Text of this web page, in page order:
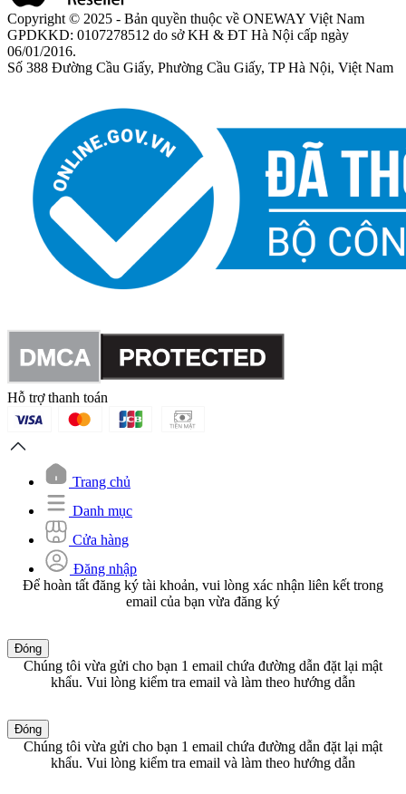
Copyright © 2025 - Bản quyền thuộc về ONEWAY Việt Nam
GPDKKD: 0107278512 do sở KH & ĐT Hà Nội cấp ngày
06/01/2016.
Số 388 Đường Cầu Giấy, Phường Cầu Giấy, TP Hà Nội, Việt Nam
Hỗ trợ thanh toán
Trang chủ
Danh mục
Cửa hàng
Đăng nhập
Để hoàn tất đăng ký tài khoản, vui lòng xác nhận liên kết trong
email của bạn vừa đăng ký
Đóng
Chúng tôi vừa gửi cho bạn 1 email chứa đường dẫn đặt lại mật
khẩu. Vui lòng kiểm tra email và làm theo hướng dẫn
Đóng
Chúng tôi vừa gửi cho bạn 1 email chứa đường dẫn đặt lại mật
khẩu. Vui lòng kiểm tra email và làm theo hướng dẫn